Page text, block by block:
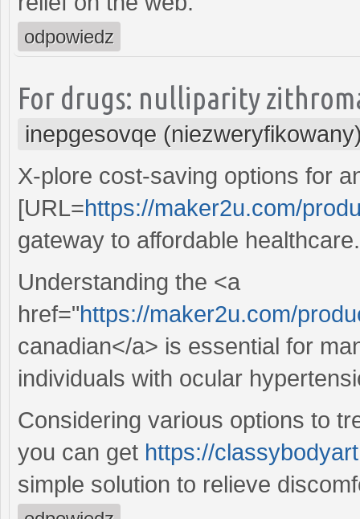
odpowiedz
For drugs: nulliparity
inepgesovqe
X-plore cost-saving options for
[URL=https://maker2u.com/
gateway to affordable healthcare.
Understanding the <a
href="https://maker2u.com/
canadian</a> is essential for
individuals with ocular
Considering various options to
you can get https://
simple solution to relieve